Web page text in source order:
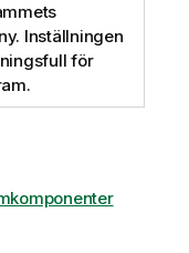
Inställningen
för